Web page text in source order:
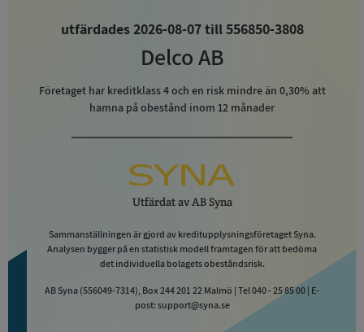
utfärdades 2026-08-07 till 556850-3808
Delco AB
Företaget har kreditklass4och en risk mindre än 0,30% att
hamna på obestånd inom 12 månader
Utfärdat avAB Syna
Sammanställningen är gjord av kreditupplysningsföretaget Syna.
Analysen bygger på en statistisk modell framtagen för att bedöma
det individuella bolagets obeståndsrisk.
AB Syna (556049-7314), Box 244 201 22 Malmö | Tel 040 - 25 85 00 | E-
post: support@syna.se